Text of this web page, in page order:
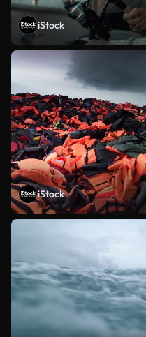
iStock
iStock